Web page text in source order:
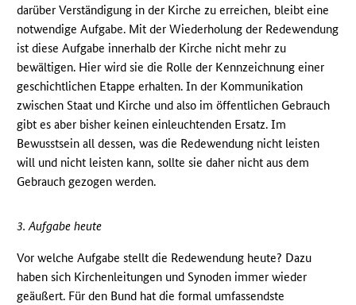
darüber Verständigung in der Kirche zu erreichen, bleibt eine
notwendige Aufgabe. Mit der Wiederholung der Redewendung
ist diese Aufgabe innerhalb der Kirche nicht mehr zu
bewältigen. Hier wird sie die Rolle der Kennzeichnung einer
geschichtlichen Etappe erhalten. In der Kommunikation
zwischen Staat und Kirche und also im öffentlichen Gebrauch
gibt es aber bisher keinen einleuchtenden Ersatz. Im
Bewusstsein all dessen, was die Redewendung nicht leisten
will und nicht leisten kann, sollte sie daher nicht aus dem
Gebrauch gezogen werden.
3. Aufgabe heute
Vor welche Aufgabe stellt die Redewendung heute? Dazu
haben sich Kirchenleitungen und Synoden immer wieder
geäußert. Für den Bund hat die formal umfassendste